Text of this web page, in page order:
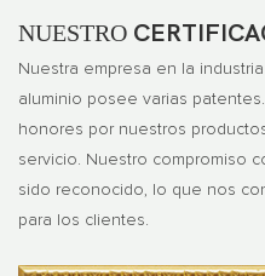
NUESTRO
Nuestra empresa en la
aluminio posee varias
honores por nuestros
servicio. Nuestro compromiso
sido reconocido, lo que nos
para los clientes.